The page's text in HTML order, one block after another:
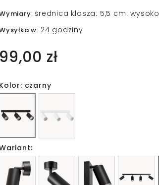
: średnica klosza: 5,5 cm.
w: 24 godziny
99,00 zł
Kolor: czarny